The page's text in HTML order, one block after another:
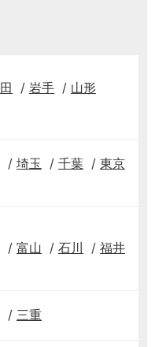
岩手
山形
埼玉 千葉
東京
富山 石川 福井
三重